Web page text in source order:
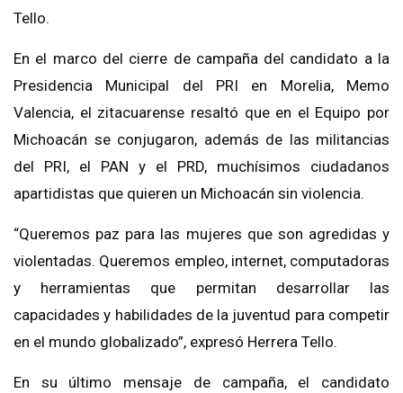
Tello.
En el marco del cierre de campaña del candidato a la
Presidencia Municipal del PRI en Morelia, Memo
Valencia, el zitacuarense resaltó que en el Equipo por
Michoacán se conjugaron, además de las militancias
del PRI, el PAN y el PRD, muchísimos ciudadanos
apartidistas que quieren un Michoacán sin violencia.
“Queremos paz para las mujeres que son agredidas y
violentadas. Queremos empleo, internet, computadoras
y herramientas que permitan desarrollar las
capacidades y habilidades de la juventud para competir
en el mundo globalizado”, expresó Herrera Tello.
En su último mensaje de campaña, el candidato